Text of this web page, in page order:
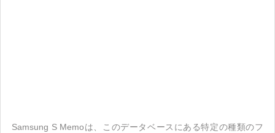
Samsung S Memoは、このデータベースにある特定の種類のフ